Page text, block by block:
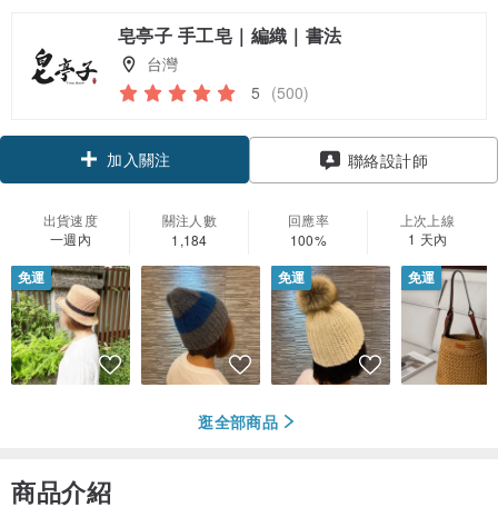
皂亭子 手工皂｜編織｜書法
台灣
5 (500)
加入關注 聯絡設計師
出貨速度
一週內
關注人數
1,184
回應率
100%
上次上線
1 天內
免運 免運 免運
逛全部商品
商品介紹